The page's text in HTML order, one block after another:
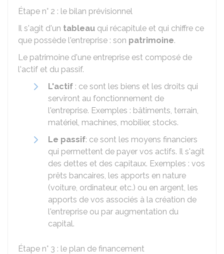
Étape n° 2 : le bilan prévisionnel
Il s'agit d'un tableau qui récapitule et qui chiffre ce
que possède l'entreprise : son patrimoine.
Le patrimoine d'une entreprise est composé de
l'actif et du passif.
L'actif : ce sont les biens et les droits qui
serviront au fonctionnement de
l'entreprise. Exemples : bâtiments, terrain,
matériel, machines, mobilier, stocks.
Le passif: ce sont les moyens financiers
qui permettent de payer vos actifs. Il s'agit
des dettes et des capitaux. Exemples : vos
prêts bancaires, les apports en nature
(voiture, ordinateur, etc.) ou en argent, les
apports de vos associés à la création de
l'entreprise ou par augmentation du
capital.
Étape n° 3 : le plan de financement